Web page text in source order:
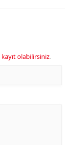
kayıt olabilirsiniz.